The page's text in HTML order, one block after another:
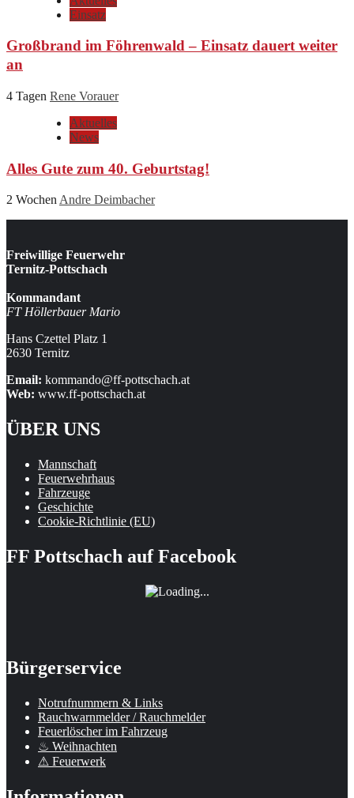
Einsatz
Großbrand im Föhrenwald – Einsatz dauert weiter
an
4 Tagen Rene Vorauer
Aktuelles
News
Alles Gute zum 40. Geburtstag!
2 WochenAndre Deimbacher
Freiwillige Feuerwehr
Ternitz-Pottschach
Kommandant
FT Höllerbauer Mario
Hans Czettel Platz 1
2630 Ternitz
Email: kommando@ff-pottschach.at
Web: www.ff-pottschach.at
ÜBER UNS
Mannschaft
Feuerwehrhaus
Fahrzeuge
Geschichte
Cookie-Richtlinie (EU)
FF Pottschach auf Facebook
Bürgerservice
Notrufnummern & Links
Rauchwarnmelder / Rauchmelder
Feuerlöscher im Fahrzeug
♨ Weihnachten
⚠ Feuerwerk